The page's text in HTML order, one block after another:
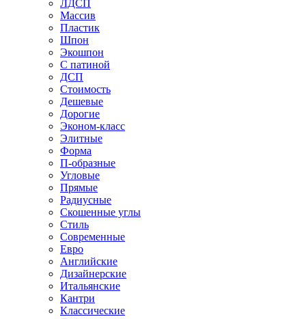
ЛДСП
Массив
Пластик
Шпон
Экошпон
С патиной
ДСП
Стоимость
Дешевые
Дорогие
Эконом-класс
Элитные
Форма
П-образные
Угловые
Прямые
Радиусные
Скошенные углы
Стиль
Современные
Евро
Английские
Дизайнерские
Итальянские
Кантри
Классические